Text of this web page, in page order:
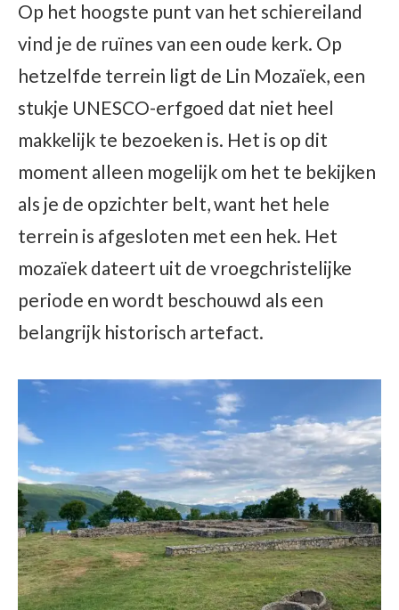
Op het hoogste punt van het schiereiland
vind je de ruïnes van een oude kerk. Op
hetzelfde terrein ligt de Lin Mozaïek, een
stukje UNESCO-erfgoed dat niet heel
makkelijk te bezoeken is. Het is op dit
moment alleen mogelijk om het te bekijken
als je de opzichter belt, want het hele
terrein is afgesloten met een hek. Het
mozaïek dateert uit de vroegchristelijke
periode en wordt beschouwd als een
belangrijk historisch artefact.